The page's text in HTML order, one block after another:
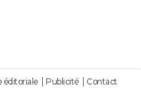
éditoriale Publicité Contact